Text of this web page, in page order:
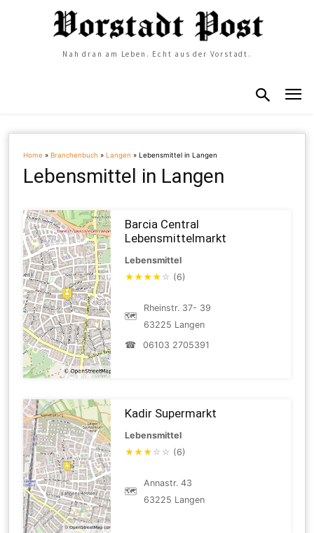
Nah dran am Leben. Echt aus der Vorstadt.
Home »Branchenbuch »Langen »Lebensmittel in Langen
Lebensmittel in Langen
Barcia Central
Lebensmittelmarkt
Lebensmittel
★★★★ ☆ (6)
🗺
Rheinstr. 37- 39
63225 Langen
☎
06103 2705391
Kadir Supermarkt
Lebensmittel
★★★ ☆ ☆ (6)
🗺
Annastr. 43
63225 Langen